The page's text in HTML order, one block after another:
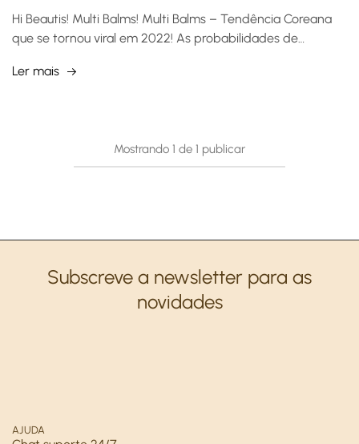
Hi Beautis! Multi Balms! Multi Balms – Tendência Coreana
que se tornou viral em 2022! As probabilidades de…
Ler mais
Mostrando 1 de 1 publicar
Subscreve a newsletter para as
novidades
AJUDA